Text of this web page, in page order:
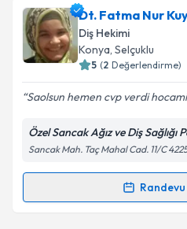
Dt. Ahmet Can
talebi oluşturun. Size bu
için bir takvim
bilgilendireceğiz.
E-posta Adresiniz
Kişisel verilerimin
'ni okudum ve
kapsamda işlenmesini
Dt. Fatma Nur
Diş Hekimi
Konya, Selçuklu
5 (2 Değerlendirme)
Saolsun hemen cvp verdi
Özel Sancak Ağız ve Diş Sağlığı
Sancak Mah. Taç Mahal Cad. 11/C
Randevu Takvimi